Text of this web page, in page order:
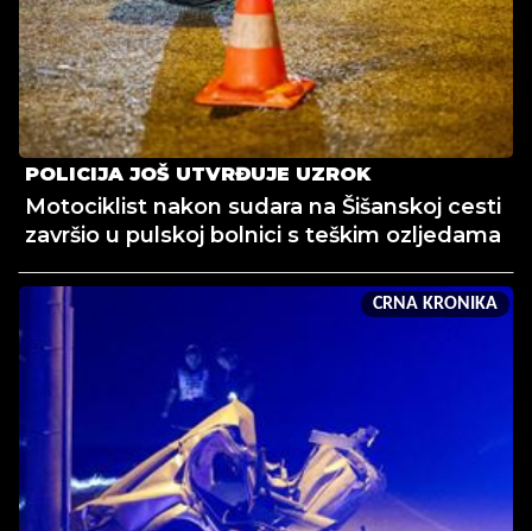
POLICIJA JOŠ UTVRĐUJE UZROK
Motociklist nakon sudara na Šišanskoj cesti
završio u pulskoj bolnici s teškim ozljedama
CRNA KRONIKA